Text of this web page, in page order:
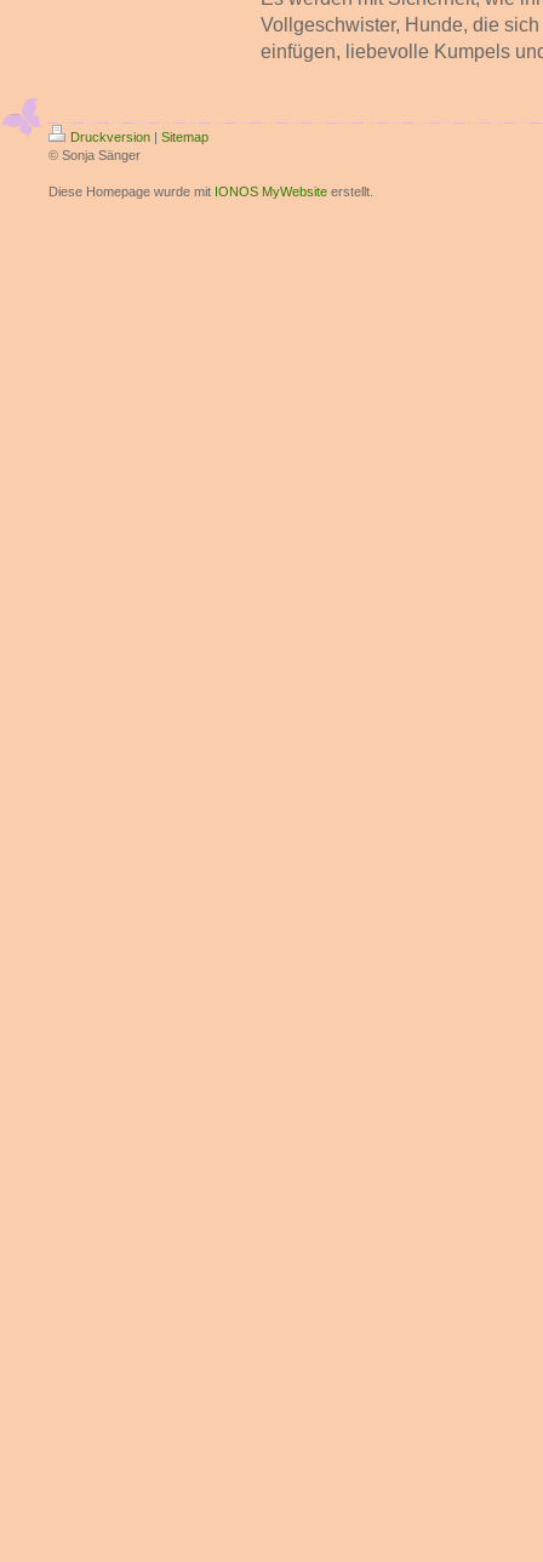
Vollgeschwister, Hunde, die
einfügen, liebevolle Kumpels
Druckversion | Sitemap
© Sonja Sänger
Diese Homepage wurde mit IONOS MyWebsite erstellt.